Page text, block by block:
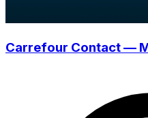
Carrefour Contact —